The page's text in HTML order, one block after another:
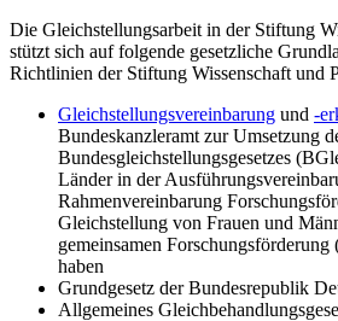
Die Gleichstellungsarbeit in der Stiftung
stützt sich auf folgende gesetzliche
Richtlinien der Stiftung Wissenschaft und
Gleichstellungsvereinbarung und -
Bundeskanzleramt zur Umsetzung
Bundesgleichstellungsgesetzes
Länder in der
Rahmenvereinbarung
Gleichstellung von Frauen und
gemeinsamen
haben
Grundgesetz der Bundesrepublik
Allgemeines